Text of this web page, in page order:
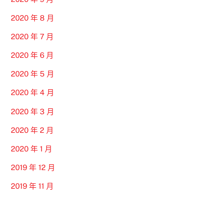
2020 年 8 月
2020 年 7 月
2020 年 6 月
2020 年 5 月
2020 年 4 月
2020 年 3 月
2020 年 2 月
2020 年 1 月
2019 年 12 月
2019 年 11 月